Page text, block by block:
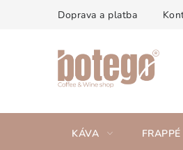
Doprava a platba
KÁVA FRAPPÉ